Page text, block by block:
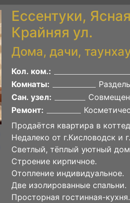
Ессентуки,
Крайняя ул.
Дома, дачи,
Кол. ком.:
Комнаты:
Сан. узел:
Ремонт:
Продаётся квартира в
Недалеко от г.Кисловодск и
Светлый, тёплый уютный
Строение кирпичное.
Отопление индивидуальное.
Две изолированные спальни.
Просторная гостинная-кухня.